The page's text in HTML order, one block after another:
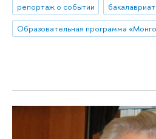
репортаж о событии
бакалавриат